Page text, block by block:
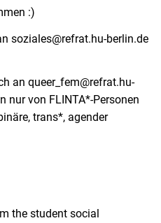
:)
soziales@refrat.hu-berlin.de
an queer_fem@refrat.hu-
nur von FLINTA*-Personen
trans*, agender
the student social